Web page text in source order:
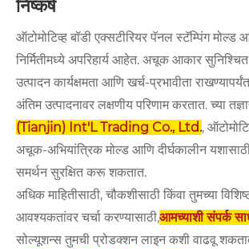
निष्कर्ष
ऑटोमोटिव्ह बॉडी एक्सटीरियर पॅनल स्टॅम्पिंग मोल्ड
निर्मितीमध्ये अपरिहार्य आहेत. अचूक आकार
उत्पादन कार्यक्षमता आणि खर्च-प्रभावीता
अंतिम उत्पादनावर लक्षणीय परिणाम करतात. च्या
(Tianjin) Int'L Trading Co., Ltd.,
अचूक-अभियांत्रिक मोल्ड आणि दीर्घकालीन
समर्थन सुरक्षित करू शकतात.
अधिक माहितीसाठी, चौकशीसाठी किंवा तुमच्या
आवश्यकतांवर चर्चा करण्यासाठी,आमच्याशी संपर्क
सोल्यूशन्स तुमची प्रोडक्शन लाइन कशी वाढवू